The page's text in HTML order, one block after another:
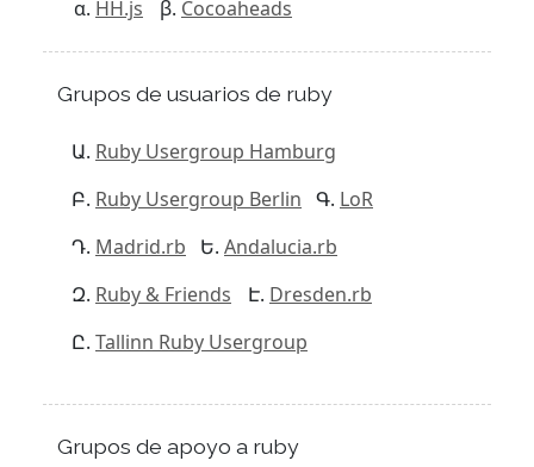
HH.js Cocoaheads
Grupos de usuarios de ruby
Ruby Usergroup Hamburg
Ruby Usergroup Berlin
LoR
Madrid.rb
Andalucia.rb
Ruby & Friends
Dresden.rb
Tallinn Ruby Usergroup
Grupos de apoyo a ruby